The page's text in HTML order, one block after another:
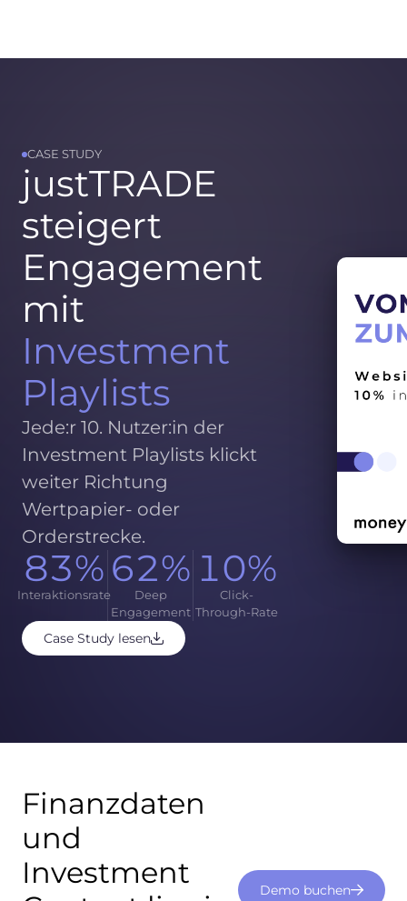
CASE STUDY
justTRADE
steigert
Engagement
mit
Investment
Playlists
Jede:r 10. Nutzer:in der
Investment Playlists klickt
weiter Richtung
Wertpapier- oder
Orderstrecke.
83%
Interaktionsrate
62%
Deep
Engagement
10%
Click-
Through-Rate
Case Study lesen
Finanzdaten
und
Investment
Demo buchen